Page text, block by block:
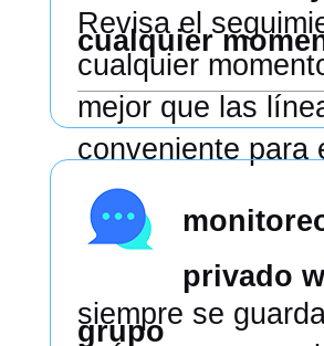
cualquier
Revisa el
cualquier
mejor que las
conveniente para
privado
grupo
siempre se